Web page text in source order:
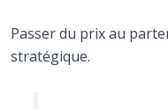
Passer du prix au
stratégique.